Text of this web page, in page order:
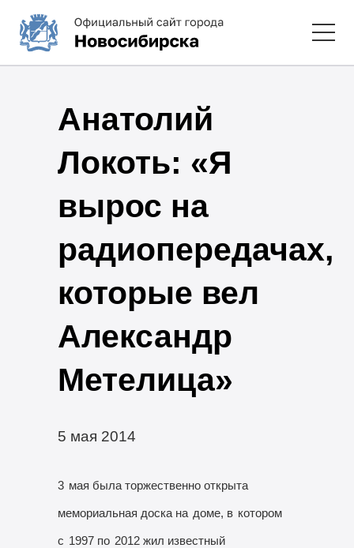
Анатолий
Локоть: «Я
вырос на
радиопередачах,
которые вел
Александр
Метелица»
5 мая 2014
3 мая была торжественно открыта
мемориальная доска на доме, в котором
с 1997 по 2012 жил известный